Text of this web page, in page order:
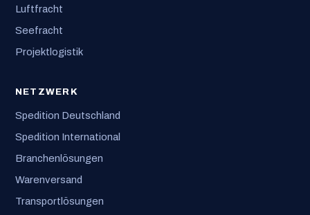
Luftfracht
Seefracht
Projektlogistik
NETZWERK
Spedition Deutschland
Spedition International
Branchenlösungen
Warenversand
Transportlösungen